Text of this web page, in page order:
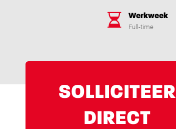
Werkweek
Full-time
SOLLICITEER
DIRECT